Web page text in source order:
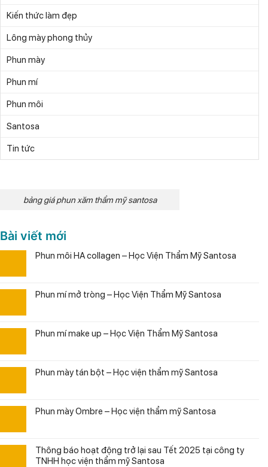
Kiến thức làm đẹp
Lông mày phong thủy
Phun mày
Phun mí
Phun môi
Santosa
Tin tức
bảng giá phun xăm thẩm mỹ santosa
Bài viết mới
Phun môi HA collagen – Học Viện Thẩm Mỹ Santosa
Phun mí mở tròng – Học Viện Thẩm Mỹ Santosa
Phun mí make up – Học Viện Thẩm Mỹ Santosa
Phun mày tán bột – Học viện thẩm mỹ Santosa
Phun mày Ombre – Học viện thẩm mỹ Santosa
Thông báo hoạt động trở lại sau Tết 2025 tại công ty
TNHH học viện thẩm mỹ Santosa